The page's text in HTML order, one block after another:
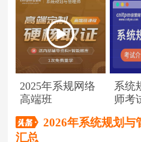
2025年系规网络
高端班
系统
师考
2026年系统规划与
汇总